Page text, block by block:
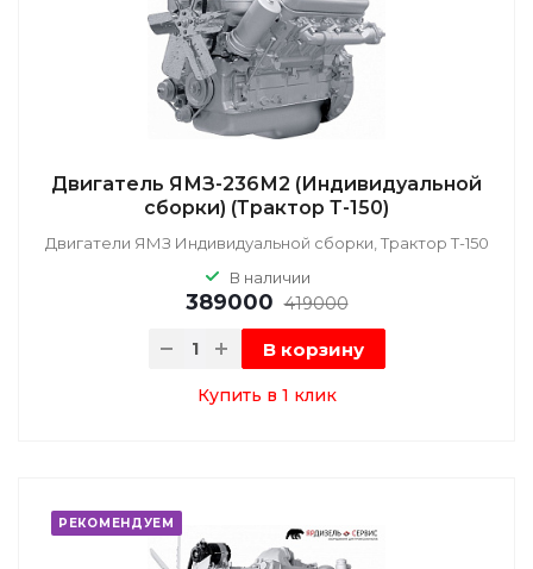
Двигатель ЯМЗ-236М2 (Индивидуальной
сборки) (Трактор Т-150)
Двигатели ЯМЗ Индивидуальной сборки, Трактор Т-150
В наличии
389000 419000
В корзину
Купить в 1 клик
РЕКОМЕНДУЕМ